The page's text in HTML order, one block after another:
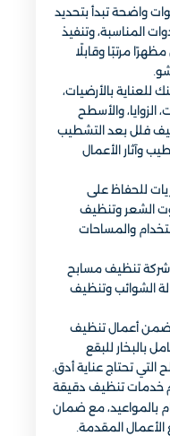
واضحة تبدأ بتحديد
المناسبة، وتنفيذ
مرتبًا وقابلًا
بالأرضيات،
الزوايا، والأسطح
فلل بعد التشطيب
وآثار الأعمال
للحفاظ على
الشعر وتنظيف
والمساحات
تنظيف مسابح
الشوائب وتنظيف
ضمن أعمال تنظيف
بالبخار للبقع
تحتاج عناية أدق.
خدمات تنظيف دقيقة
بالمواعيد، مع ضمان
الأعمال المقدمة.